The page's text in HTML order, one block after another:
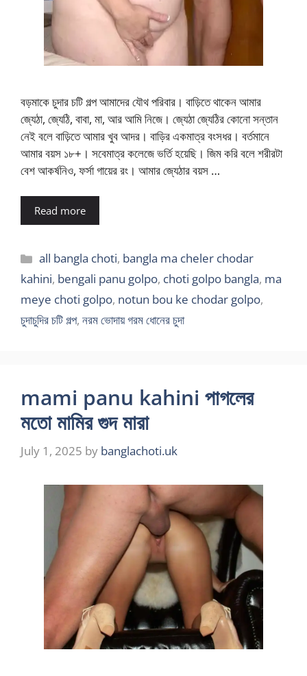
বড়মাকে চুদার চটি গল্প আমাদের যৌথ পরিবার। বাড়িতে থাকেন আমার
জ্যেঠা, জ্যেঠি, বাবা, মা, আর আমি নিজে। জ্যেঠা জ্যেঠির কোনো সন্তান
নেই বলে বাড়িতে আমার খুব আদর। বাড়ির একমাত্র বংসধর। বর্তমানে
আমার বয়স ১৮+। সবেমাত্র কলেজে ভর্তি হয়েছি। জিম করি বলে শরীরটা
বেশ আকর্ষনিও, ফর্সা গায়ের রং। আমার জ্যেঠার বয়স …
Read more
Categories
all bangla choti, bangla ma cheler chodar
kahini, bengali panu golpo, choti golpo bangla, ma
meye choti golpo, notun bou ke chodar golpo,
চুদাচুদির চটি গল্প, নরম ভোদায় গরম ধোনের চুদা
mami panu kahini পাগলের
মতো মামির গুদ মারা
July 1, 2025 by banglachoti.uk